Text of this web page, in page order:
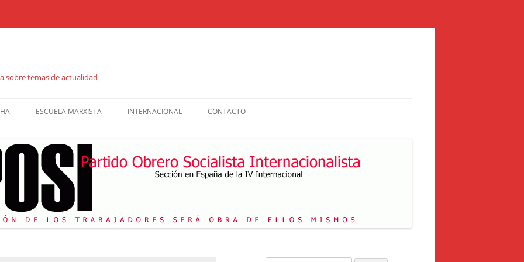
sobre temas de actualidad
ESCUELA MARXISTA
CATÁLOGO DE PUBLICACIONES
CUADERNOS DE FORMACIÓN
COMBATE SOCIALISTA
INTERNACIONAL
REVISTA DIÁLOGO
CONTACTO